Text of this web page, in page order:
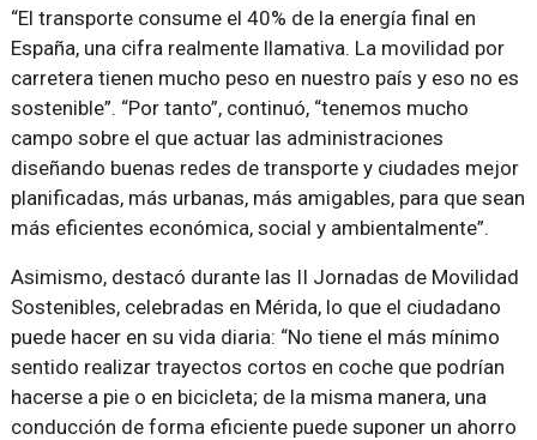
“El transporte consume el 40% de la energía final en
España, una cifra realmente llamativa. La movilidad por
carretera tienen mucho peso en nuestro país y eso no es
sostenible”. “Por tanto”, continuó, “tenemos mucho
campo sobre el que actuar las administraciones
diseñando buenas redes de transporte y ciudades mejor
planificadas, más urbanas, más amigables, para que sean
más eficientes económica, social y ambientalmente”.
Asimismo, destacó durante las II Jornadas de Movilidad
Sostenibles, celebradas en Mérida, lo que el ciudadano
puede hacer en su vida diaria: “No tiene el más mínimo
sentido realizar trayectos cortos en coche que podrían
hacerse a pie o en bicicleta; de la misma manera, una
conducción de forma eficiente puede suponer un ahorro